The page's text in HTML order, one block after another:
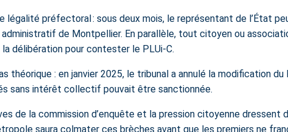
préfectoral : sous deux mois, le représentant de l’État
de Montpellier. En parallèle, tout citoyen ou
délibération pour contester le PLUi-C.
théorique : en janvier 2025, le tribunal a annulé la modification
sans intérêt collectif pouvait être sanctionnée.
de la commission d’enquête et la pression citoyenne dressent
saura colmater ces brèches avant que les premiers ne